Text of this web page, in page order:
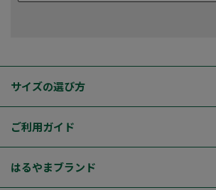
サイズの選び方
ご利用ガイド
はるやまブランド